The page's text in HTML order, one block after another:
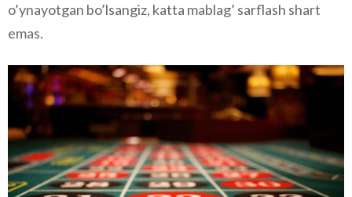
o’ynayotgan bo’lsangiz, katta mablag’ sarflash shart
emas.